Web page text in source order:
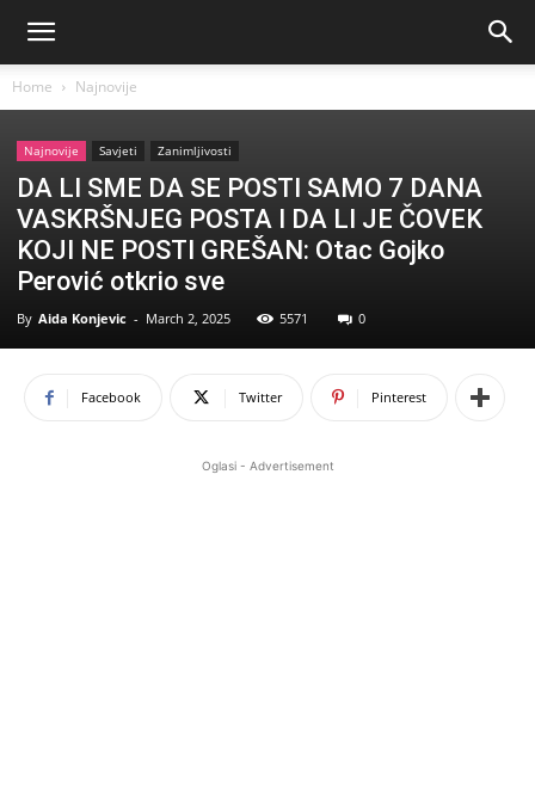
Home Najnovije
Najnovije Savjeti Zanimljivosti
DA LI SME DA SE POSTI SAMO 7 DANA
VASKRŠNJEG POSTA I DA LI JE ČOVEK
KOJI NE POSTI GREŠAN: Otac Gojko
Perović otkrio sve
By Aida Konjevic - March 2, 2025 5571 0
Facebook Twitter Pinterest
Oglasi - Advertisement